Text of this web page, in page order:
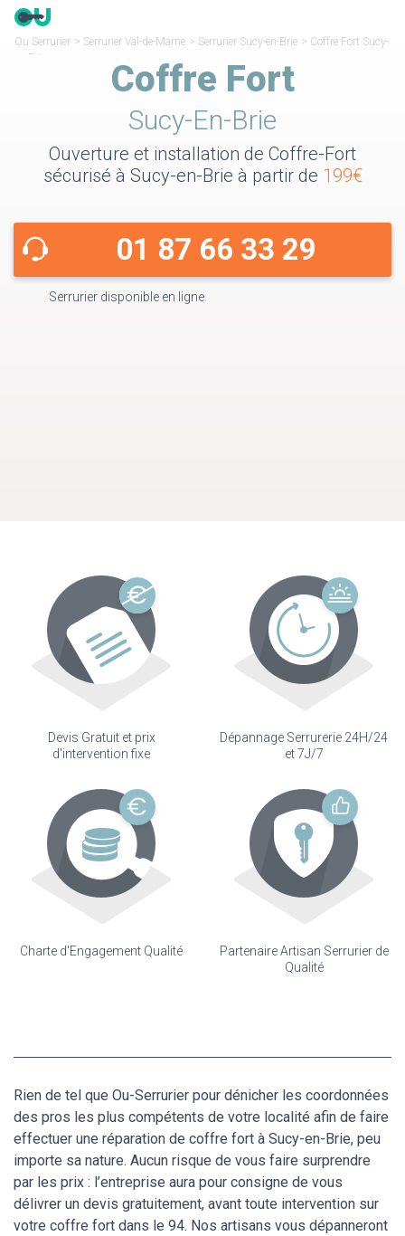
Ou Serrurier > Serrurier Val-de-Marne > Serrurier Sucy-en-Brie > Coffre Fort Sucy-
en-Brie
Coffre Fort
Sucy-En-Brie
Ouverture et installation de Coffre-Fort
sécurisé à Sucy-en-Brie à partir de 199€
01 87 66 33 29
Serrurier disponible en ligne
Devis Gratuit et prix
d'intervention fixe
Dépannage Serrurerie 24H/24
et 7J/7
Charte d'Engagement Qualité
Partenaire Artisan Serrurier de
Qualité
Rien de tel que Ou-Serrurier pour dénicher les coordonnées
des pros les plus compétents de votre localité afin de faire
effectuer une réparation de coffre fort à Sucy-en-Brie, peu
importe sa nature. Aucun risque de vous faire surprendre
par les prix : l’entreprise aura pour consigne de vous
délivrer un devis gratuitement, avant toute intervention sur
votre coffre fort dans le 94. Nos artisans vous dépanneront